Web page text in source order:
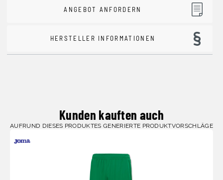
ANGEBOT ANFORDERN
HERSTELLER INFORMATIONEN
Kunden kauften auch
AUFRUND DIESES PRODUKTES GENERIERTE PRODUKTVORSCHLÄGE